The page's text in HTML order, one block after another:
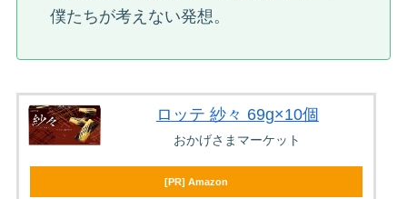
僕たちが考えない発想。
ロッテ 紗々 69g×10個
おかげさまマーケット
[PR] Amazon